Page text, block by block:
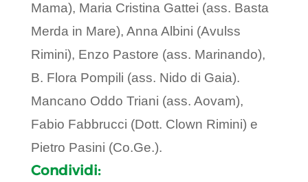
Mama), Maria Cristina Gattei (ass. Basta
Merda in Mare), Anna Albini (Avulss
Rimini), Enzo Pastore (ass. Marinando),
B. Flora Pompili (ass. Nido di Gaia).
Mancano Oddo Triani (ass. Aovam),
Fabio Fabbrucci (Dott. Clown Rimini) e
Pietro Pasini (Co.Ge.).
Condividi: